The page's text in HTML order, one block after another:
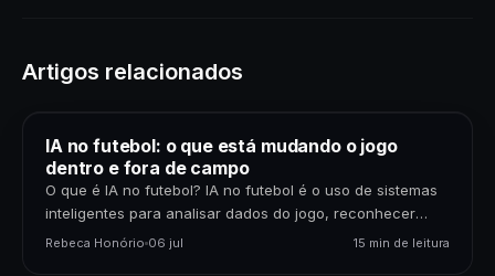
Artigos relacionados
IA no futebol: o que está mudando o jogo
dentro e fora de campo
O que é IA no futebol? IA no futebol é o uso de sistemas
inteligentes para analisar dados do jogo, reconhecer
padrões, gerar previsões,…
Rebeca Honório 06 jul 15 min de leitura